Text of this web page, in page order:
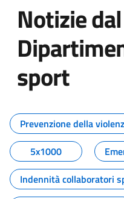
Notizie dal
sport
Tutti i
Prevenzione della
5x1000
Indennità collaboratori